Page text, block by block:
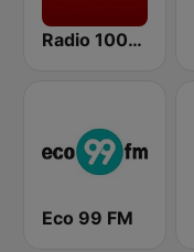
Radio 100% News 12
Eco 99 FM